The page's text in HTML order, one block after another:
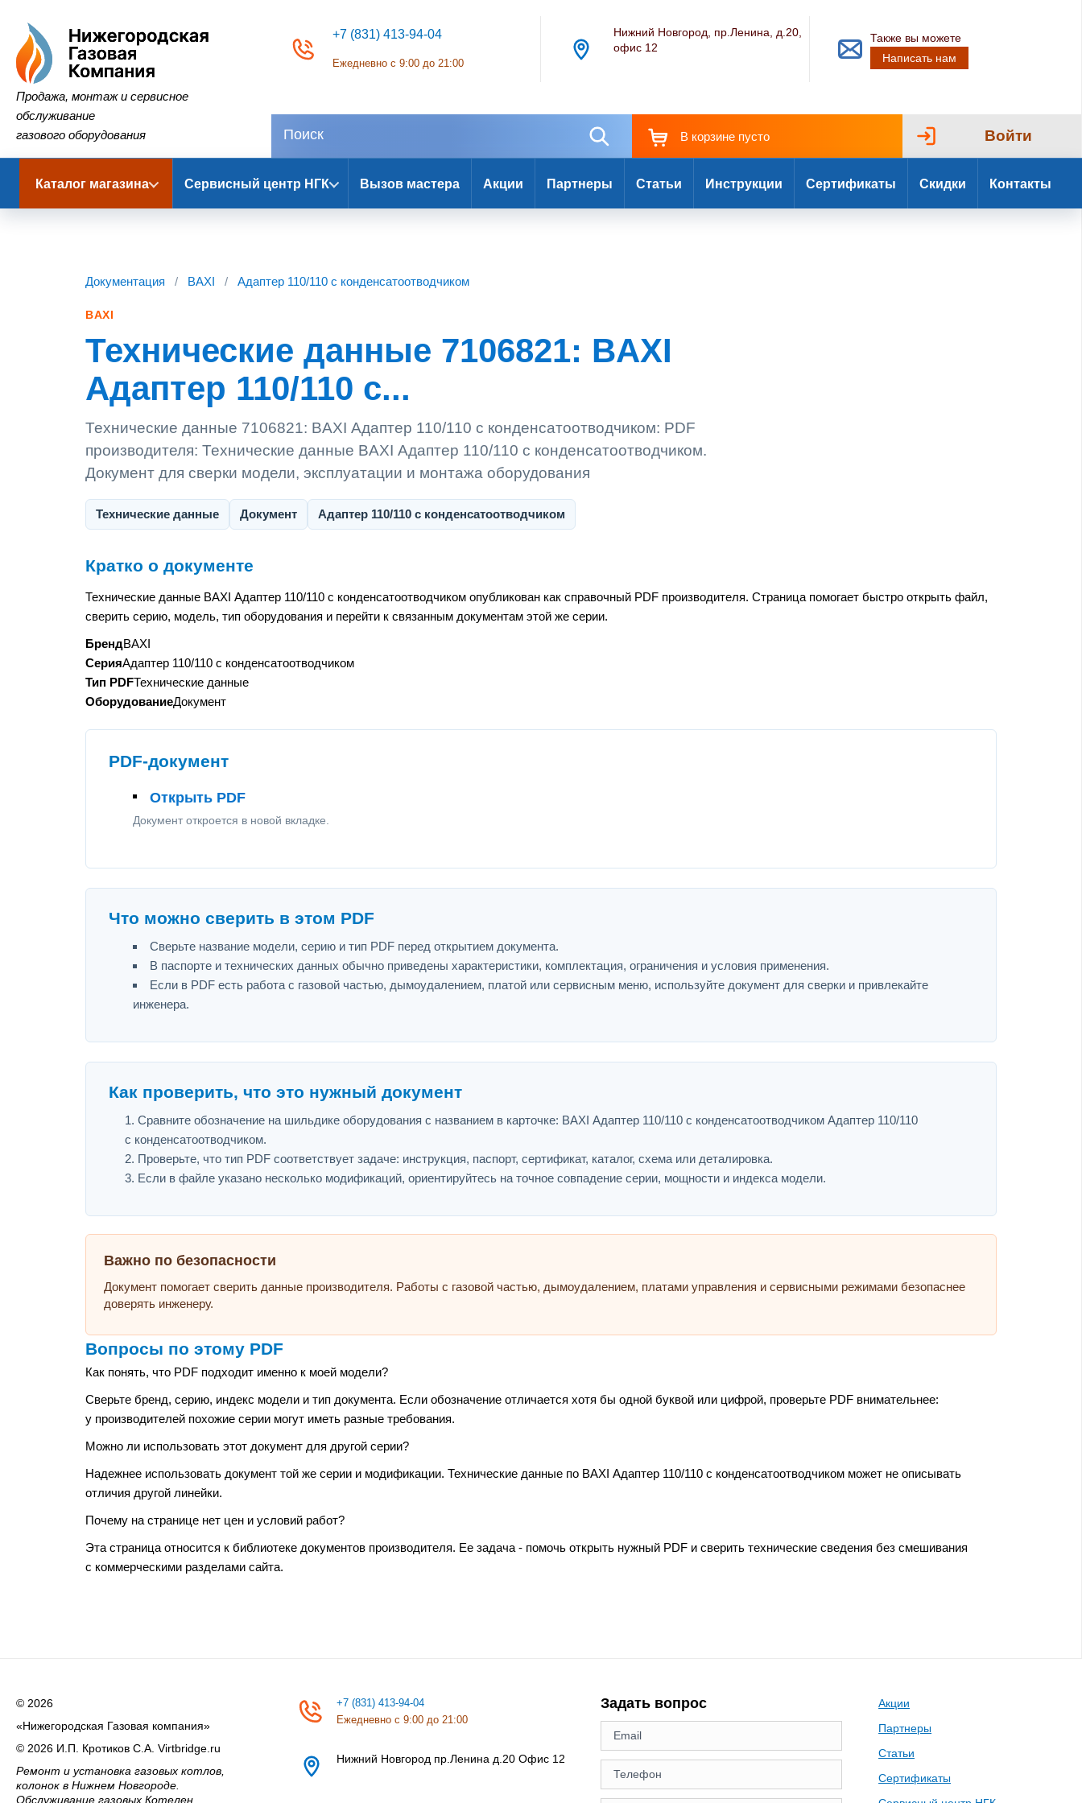
Нижегородская Газовая Компания
Продажа, монтаж и сервисное
обслуживание
газового оборудования
+7 (831) 413-94-04
Ежедневно с 9:00 до 21:00
Нижний Новгород, пр.Ленина, д.20,
офис 12
Также вы можете
Написать нам
В корзине пусто Войти
Каталог магазина Сервисный центр НГК Вызов мастера Акции Партнеры Статьи Инструкции Сертификаты Скидки Контакты
Документация / BAXI / Адаптер 110/110 с конденсатоотводчиком
BAXI
Технические данные 7106821: BAXI
Адаптер 110/110 с...
Технические данные 7106821: BAXI Адаптер 110/110 с конденсатоотводчиком: PDF
производителя: Технические данные BAXI Адаптер 110/110 с конденсатоотводчиком.
Документ для сверки модели, эксплуатации и монтажа оборудования
Технические данные Документ Адаптер 110/110 с конденсатоотводчиком
Кратко о документе
Технические данные BAXI Адаптер 110/110 с конденсатоотводчиком опубликован как справочный PDF производителя. Страница помогает быстро открыть файл,
сверить серию, модель, тип оборудования и перейти к связанным документам этой же серии.
БрендBAXI
СерияАдаптер 110/110 с конденсатоотводчиком
Тип PDFТехнические данные
ОборудованиеДокумент
PDF-документ
Открыть PDF
Документ откроется в новой вкладке.
Что можно сверить в этом PDF
Сверьте название модели, серию и тип PDF перед открытием документа.
В паспорте и технических данных обычно приведены характеристики, комплектация, ограничения и условия применения.
Если в PDF есть работа с газовой частью, дымоудалением, платой или сервисным меню, используйте документ для сверки и привлекайте
инженера.
Как проверить, что это нужный документ
Сравните обозначение на шильдике оборудования с названием в карточке: BAXI Адаптер 110/110 с конденсатоотводчиком Адаптер 110/110
с конденсатоотводчиком.
Проверьте, что тип PDF соответствует задаче: инструкция, паспорт, сертификат, каталог, схема или деталировка.
Если в файле указано несколько модификаций, ориентируйтесь на точное совпадение серии, мощности и индекса модели.
Важно по безопасности
Документ помогает сверить данные производителя. Работы с газовой частью, дымоудалением, платами управления и сервисными режимами безопаснее
доверять инженеру.
Вопросы по этому PDF
Как понять, что PDF подходит именно к моей модели?
Сверьте бренд, серию, индекс модели и тип документа. Если обозначение отличается хотя бы одной буквой или цифрой, проверьте PDF внимательнее:
у производителей похожие серии могут иметь разные требования.
Можно ли использовать этот документ для другой серии?
Надежнее использовать документ той же серии и модификации. Технические данные по BAXI Адаптер 110/110 с конденсатоотводчиком может не описывать
отличия другой линейки.
Почему на странице нет цен и условий работ?
Эта страница относится к библиотеке документов производителя. Ее задача - помочь открыть нужный PDF и сверить технические сведения без смешивания
с коммерческими разделами сайта.
© 2026
«Нижегородская Газовая компания»
© 2026 И.П. Кротиков С.А. Virtbridge.ru
Ремонт и установка газовых котлов,
колонок в Нижнем Новгороде.
Обслуживание газовых Котелен,
+7 (831) 413-94-04
Ежедневно с 9:00 до 21:00
Нижний Новгород пр.Ленина д.20 Офис 12
Задать вопрос
Акции
Партнеры
Статьи
Сертификаты